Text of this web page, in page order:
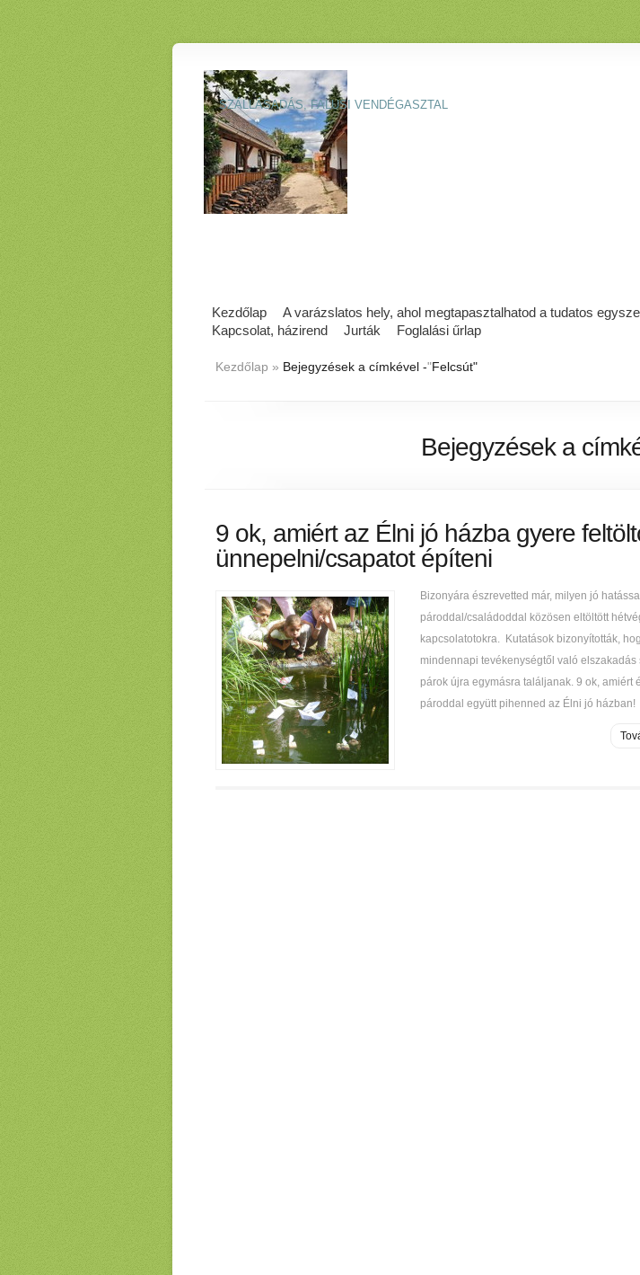
SZÁLLÁSADÁS, FALUSI VENDÉGASZTAL
Kezdőlap A varázslatos hely, ahol megtapasztalhatod a tudatos
Kapcsolat, házirend
Jurták Foglalási űrlap
Kezdőlap » Bejegyzések a címkével -"Felcsút"
Bejegyzések a
9 ok, amiért az Élni jó házba gyere
ünnepelni/csapatot építeni
Bizonyára észrevetted már, milyen jó
pároddal/családoddal közösen eltöltött
kapcsolatotokra. Kutatások bizonyították,
mindennapi tevékenységtől való elszakadás
párok újra egymásra találjanak. 9 ok, amiért
pároddal együtt pihenned az Élni jó házban!